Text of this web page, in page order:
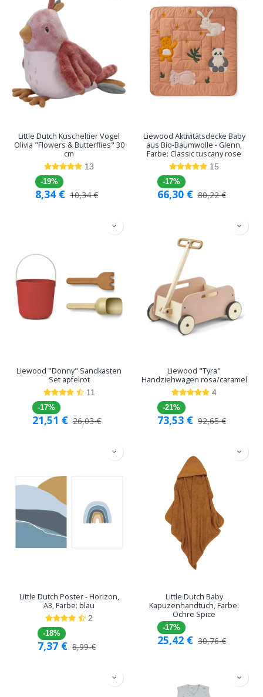
Little Dutch Kuscheltier Vogel
Olivia "Flowers & Butterflies" 30
cm
13
-19%
8,34 € 10,34€
Liewood Aktivitätsdecke Baby
aus Bio-Baumwolle - Glenn,
Farbe: Classic tuscany rose
15
-17%
66,30 € 80,22€
Liewood "Donny" Sandkasten
Set apfelrot
11
-17%
21,51 € 26,03€
Liewood "Tyra"
Handziehwagen rosa/caramel
4
-21%
73,53 € 92,65€
Little Dutch Poster - Horizon,
A3, Farbe: blau
2
-18%
7,37 € 8,99€
Little Dutch Baby
Kapuzenhandtuch, Farbe:
Ochre Spice
-17%
25,42 € 30,76€